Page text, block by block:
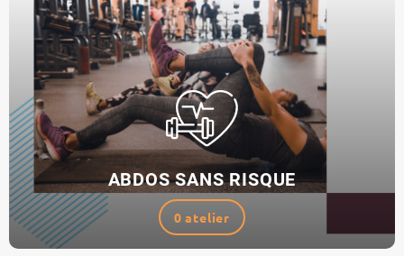
ABDOS SANS RISQUE
0 atelier